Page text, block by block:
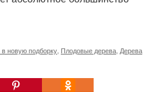
в новую подборку Плодовые дерева Дерева